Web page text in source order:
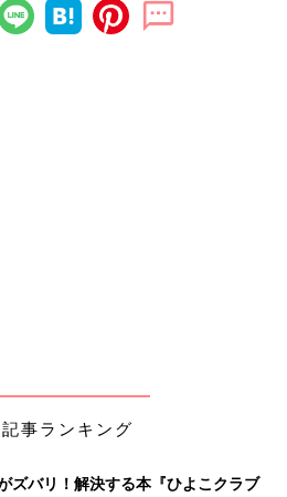
ニムをGET！お子さんに初めてデニ
キッズならさまざまなデニムアイテ
事ランキング
ズバリ！解決する本『ひよこクラブ